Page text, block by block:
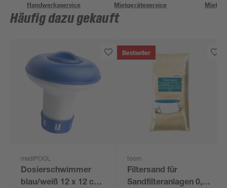
Handwerksservice Mietgeräteservice
Häufig dazu gekauft
mediPOOL
Dosierschwimmer
blau/weiß 12 x 12 cm,
Bestseller
toom
Filtersand für
Sandfilteranlagen 0,7-